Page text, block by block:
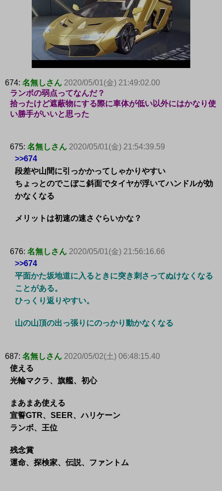
674: 名無しさん 2020/05/01(金) 21:49:02.00
ランボの弱点ってなんだ？
拾ったけど遮蔽物にする際に車体が低い以外にはかなり使
い勝手がいいと思った
675: 名無しさん 2020/05/01(金) 21:54:39.59
>>674
段差や山間に引っかかってしゃかりやすい
ちょっとのでこぼこ斜面でタイヤが浮いてハンドルが効
かなくなる
メリットは初速の速さぐらいかな？
676: 名無しさん 2020/05/01(金) 21:56:16.66
>>674
平面かた坂地道に入るときに突き刺さってぬけなくなる
ことがある。
ひっくり返りやすい。
山の山頂の出っ張りにのっかり動かなくなる
687: 名無しさん 2020/05/02(土) 06:48:15.40
使える
光輪マクラ、旗艦、初心
まあまあ使える
宣誓GTR、SEER、ハリケーン
ランボ、王位
残念賞
運命、探検家、伝説、ファントム